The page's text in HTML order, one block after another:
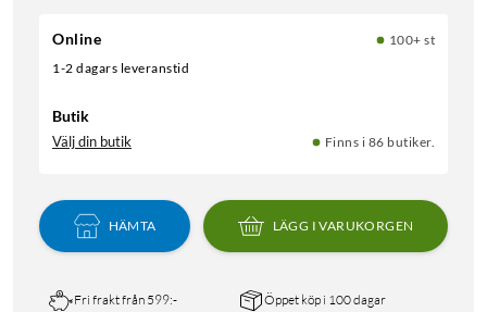
Online
100+ st
1-2 dagars leveranstid
Butik
Välj din butik Finns i 86 butiker.
HÄMTA LÄGG I VARUKORGEN
Fri frakt från 599:- Öppet köp i 100 dagar